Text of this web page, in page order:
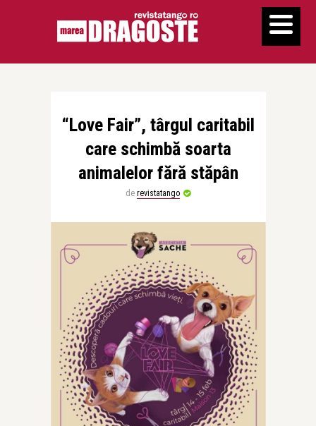
“Love Fair”, târgul caritabil
care schimbă soarta
animalelor fără stăpân
de revistatango